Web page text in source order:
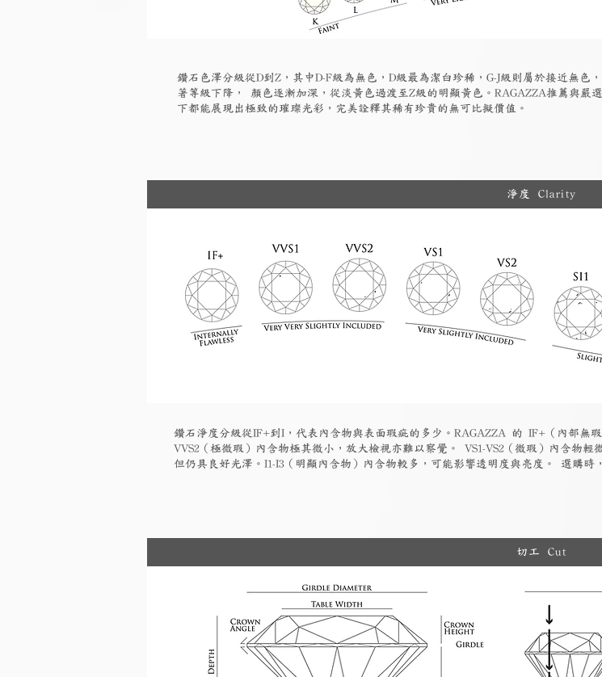
鑽石色澤分級從D到Z，其中D-F級為無色，D級最為潔白珍稀，G-J級則屬於接近無
著等級下降， 顏色逐漸加深，從淡黃色過渡至Z級的明顯黃色。RAGAZZA推薦與嚴
下都能展現出極致的璀璨光彩，完美詮釋其稀有珍貴的無可比擬價值。
淨度 Clarity
鑽石淨度分級從IF+到I，代表內含物與表面瑕疵的多少。RAGAZZA 的 IF+（內部無
VVS2（極微瑕）內含物極其微小，放大檢視亦難以察覺。 VS1-VS2（微瑕）內含物輕
但仍具良好光澤。I1-I3（明顯內含物）內含物較多，可能影響透明度與亮度。 選購時
切工 Cut